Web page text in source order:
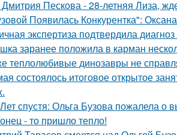
Пескова - 28-летняя Лиза,
Появилась Конкурентка":
экспертиза подтвердила
заранее положила в карман
теплолюбивые динозавры не
состоялось итоговое открытое
спустя: Ольга Бузова пожалела о
- то пришло тепло!